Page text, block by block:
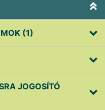
(1)
JOGOSÍTÓ